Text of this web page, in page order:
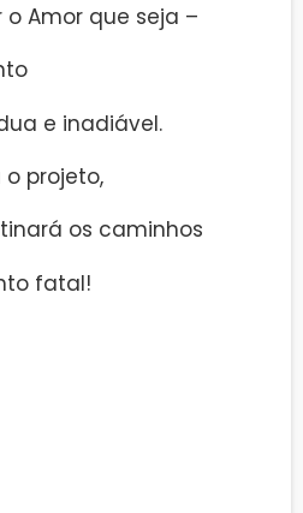
Amor que seja –
e inadiável.
projeto,
os caminhos
fatal!